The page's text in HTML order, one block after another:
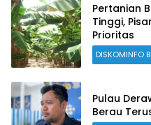
Pertanian
Tinggi,
Prioritas
DISKOMINFO
Pulau
Berau